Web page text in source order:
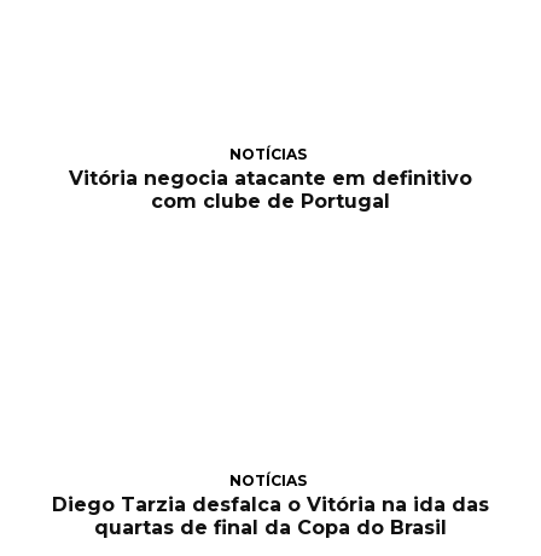
NOTÍCIAS
Vitória negocia atacante em definitivo
com clube de Portugal
NOTÍCIAS
Diego Tarzia desfalca o Vitória na ida das
quartas de final da Copa do Brasil